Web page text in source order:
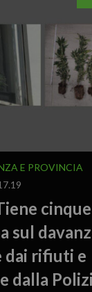
E PROVINCIA
sul
dai rifiuti e
dalla